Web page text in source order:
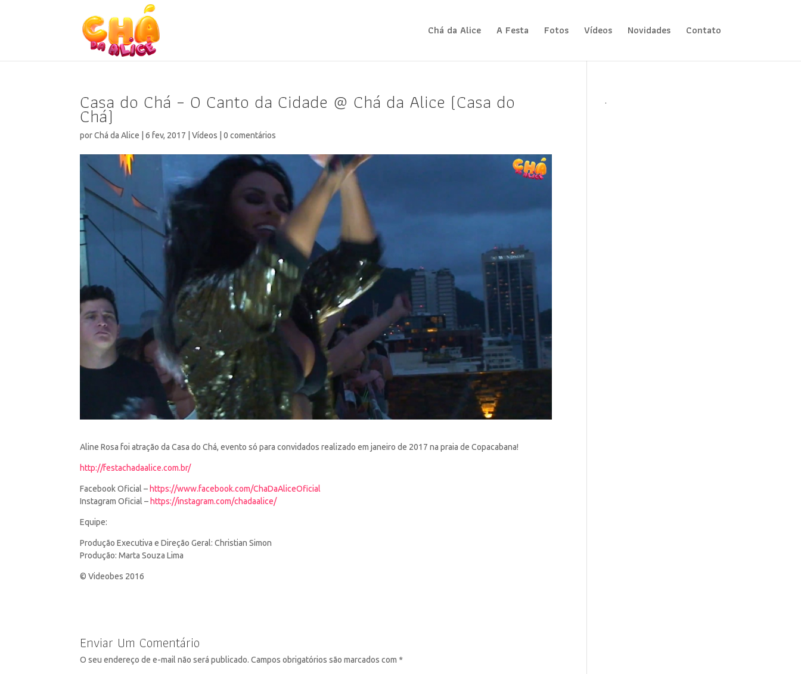
Chá da Alice A Festa Fotos Vídeos Novidades Contato
Casa do Chá – O Canto da Cidade @ Chá da Alice (Casa do
Chá)
porChá da Alice |6 fev, 2017 |Vídeos |0 comentários
Aline Rosa foi atração da Casa do Chá, evento só para convidados realizado em janeiro de 2017 na praia deCopacabana!
http://festachadaalice.com.br/
Facebook Oficial – https://www.facebook.com/ChaDaAliceOficial
Instagram Oficial – https://instagram.com/chadaalice/
Equipe:
Produção Executiva e Direção Geral: Christian Simon
Produção: Marta Souza Lima
© Videobes 2016
Enviar Um Comentário
O seu endereço de e-mail não será publicado. Campos obrigatórios são marcados com *
.